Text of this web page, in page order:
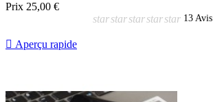
Prix 25,00 €
starstarstarstarstar 13 Avis
 Aperçu rapide